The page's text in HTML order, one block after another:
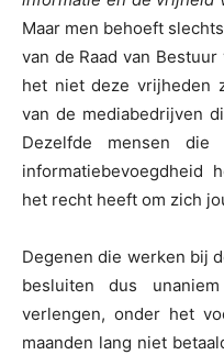
Maar men behoeft
van de Raad van
het niet deze vrijheden
van de mediabedrijven
Dezelfde mensen
informatiebevoegdheid
het recht heeft om zich
Degenen die werken bij
besluiten dus
verlengen, onder het
maanden lang niet